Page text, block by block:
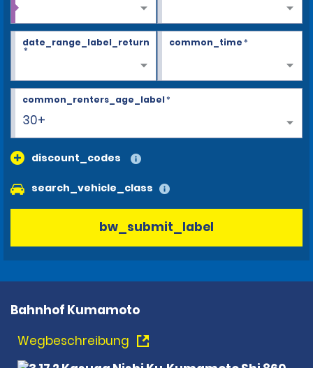
date_range_label_return
*
common_time*
30+
common_renters_age_label*
discount_codes
search_vehicle_class
bw_submit_label
Bahnhof Kumamoto
Wegbeschreibung